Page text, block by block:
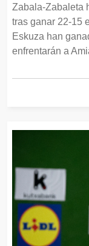
Zabala-Zabaleta
tras ganar 22-15
Eskuza han
enfrentarán a